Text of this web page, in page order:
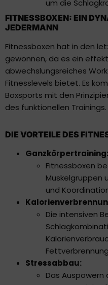
um die
FITNESSBOXEN: EIN
JEDERMANN
Fitnessboxen hat in den
gewonnen, da es ein
abwechslungsreiches
Fitnesslevels bietet. Es
Boxsports mit den
des funktionellen Trainings.
DIE VORTEILE DES
Ganzkörpertraining:
Fitnessboxen
Muskelgruppen
und
Die intensiven
Stressabbau:
Das